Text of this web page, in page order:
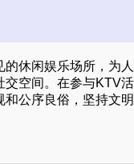
的休闲娱乐场所，为
交空间。在参与KTV
和公序良俗，坚持文